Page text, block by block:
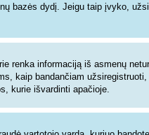
bazės dydį. Jeigu taip įvyko,
renka informaciją iš asmenų
kaip bandančiam
kurie išvardinti apačioje.